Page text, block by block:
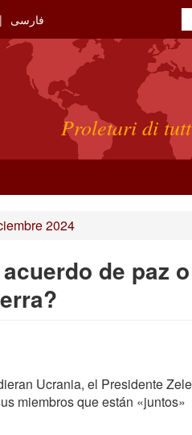
فارسی
Proletari di
2024
de paz o
Ucrania, el Presidente
miembros que están